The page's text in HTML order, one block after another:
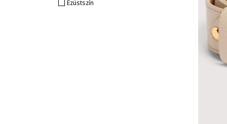
Zadig & Voltaire
Ezüstszín